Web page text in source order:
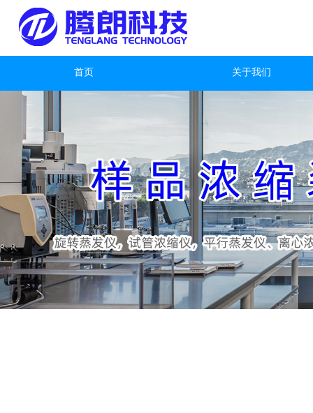
首页 关于我们